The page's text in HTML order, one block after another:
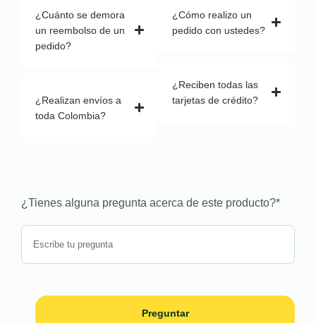
¿Cuánto se demora
un reembolso de un
pedido?
¿Realizan envíos a
toda Colombia?
¿Cómo realizo un
pedido con ustedes?
¿Reciben todas las
tarjetas de crédito?
¿Tienes alguna pregunta acerca de este producto?*
Preguntar